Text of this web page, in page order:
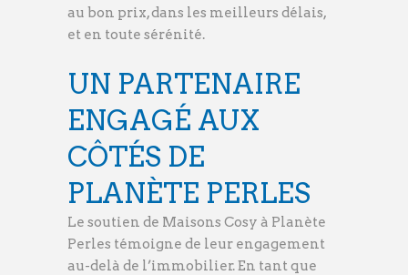
au bon prix, dans les meilleurs délais,
et en toute sérénité.
UN PARTENAIRE
ENGAGÉ AUX
CÔTÉS DE
PLANÈTE PERLES
Le soutien de Maisons Cosy à Planète
Perles témoigne de leur engagement
au-delà de l’immobilier. En tant que